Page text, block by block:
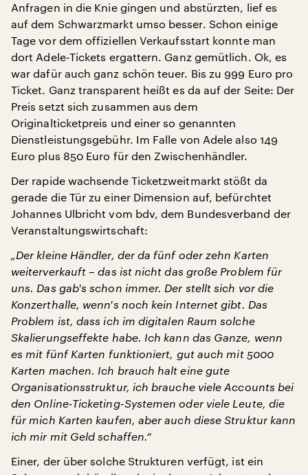
Anfragen in die Knie gingen und abstürzten, lief es
auf dem Schwarzmarkt umso besser. Schon einige
Tage vor dem offiziellen Verkaufsstart konnte man
dort Adele-Tickets ergattern. Ganz gemütlich. Ok, es
war dafür auch ganz schön teuer. Bis zu 999 Euro pro
Ticket. Ganz transparent heißt es da auf der Seite: Der
Preis setzt sich zusammen aus dem
Originalticketpreis und einer so genannten
Dienstleistungsgebühr. Im Falle von Adele also 149
Euro plus 850 Euro für den Zwischenhändler.
Der rapide wachsende Ticketzweitmarkt stößt da
gerade die Tür zu einer Dimension auf, befürchtet
Johannes Ulbricht vom bdv, dem Bundesverband der
Veranstaltungswirtschaft:
„Der kleine Händler, der da fünf oder zehn Karten
weiterverkauft – das ist nicht das große Problem für
uns. Das gab's schon immer. Der stellt sich vor die
Konzerthalle, wenn's noch kein Internet gibt. Das
Problem ist, dass ich im digitalen Raum solche
Skalierungseffekte habe. Ich kann das Ganze, wenn
es mit fünf Karten funktioniert, gut auch mit 5000
Karten machen. Ich brauch halt eine gute
Organisationsstruktur, ich brauche viele Accounts bei
den Online-Ticketing-Systemen oder viele Leute, die
für mich Karten kaufen, aber auch diese Struktur kann
ich mir mit Geld schaffen.“
Einer, der über solche Strukturen verfügt, ist ein